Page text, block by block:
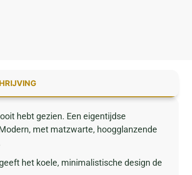
hebt gezien. Een eigentijdse
met matzwarte, hoogglanzende
het koele, minimalistische design de